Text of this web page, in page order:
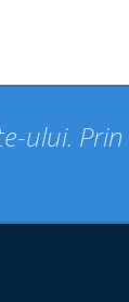
ului.